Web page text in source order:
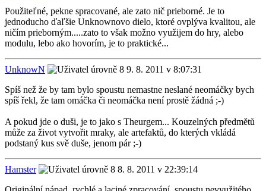
Použiteľné, pekne spracované, ale zato nič prieborné. Je to
jednoducho ďaľšie Unknownovo dielo, ktoré ovplýva kvalitou, ale
ničím prieborným.....zato to však možno využijem do hry, alebo
modulu, lebo ako hovorím, je to praktické...
UnknowN
9. 8. 2011 v 8:07:31
Spíš než že by tam bylo spoustu nemastne neslané neomáčky bych
spíš řekl, že tam omáčka či neomáčka není prostě žádná ;-)
A pokud jde o duši, je to jako s Theurgem... Kouzelných předmětů
může za život vytvořit mraky, ale artefaktů, do kterých vkládá
podstaný kus svě duše, jenom pár ;-)
Hamster
8. 8. 2011 v 22:39:14